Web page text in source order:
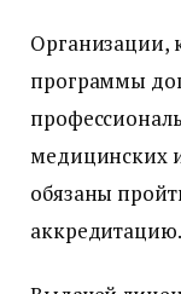
Организации,
программы
медицинских
обязаны
аккредитацию.